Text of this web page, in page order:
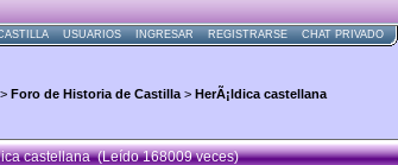
USUARIOS INGRESAR REGISTRARSE CHAT PRIVADO
> Foro de Historia de Castilla > HerÃ¡ldica castellana
castellana (Leído 168009 veces)